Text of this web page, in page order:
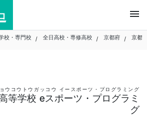
menu
校・専門校 全日高校・専修高校 京都府 京都
等学校 eスポーツ・プログラミ
グ
ウコウトウガッコウ イースポーツ・プログラミング